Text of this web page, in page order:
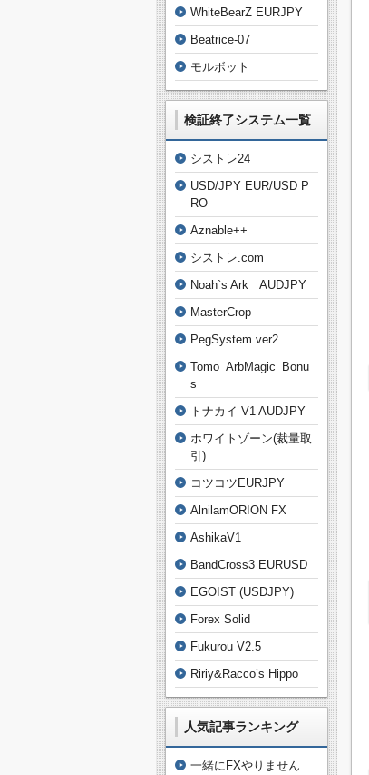
WhiteBearZ EURJPY
Beatrice-07
モルボット
検証終了システム一覧
シストレ24
USD/JPY EUR/USD P
RO
Aznable++
シストレ.com
Noah`s Ark AUDJPY
MasterCrop
PegSystem ver2
Tomo_ArbMagic_Bonu
s
トナカイ V1 AUDJPY
ホワイトゾーン(裁量取
引)
コツコツEURJPY
AlnilamORION FX
AshikaV1
BandCross3 EURUSD
EGOIST (USDJPY)
Forex Solid
Fukurou V2.5
Ririy&Racco’s Hippo
人気記事ランキング
一緒にFXやりません